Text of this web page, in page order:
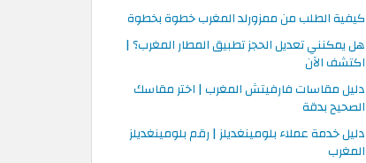
كيفية الطلب من ممزورلد المغرب خطوة بخطوة
هل يمكنني تعديل الحجز تطبيق المطار المغرب؟ |
اكتشف الآن
دليل مقاسات فارفيتش المغرب | اختر مقاسك
الصحيح بدقة
دليل خدمة عملاء بلومينغديلز | رقم بلومينغديلز
المغرب